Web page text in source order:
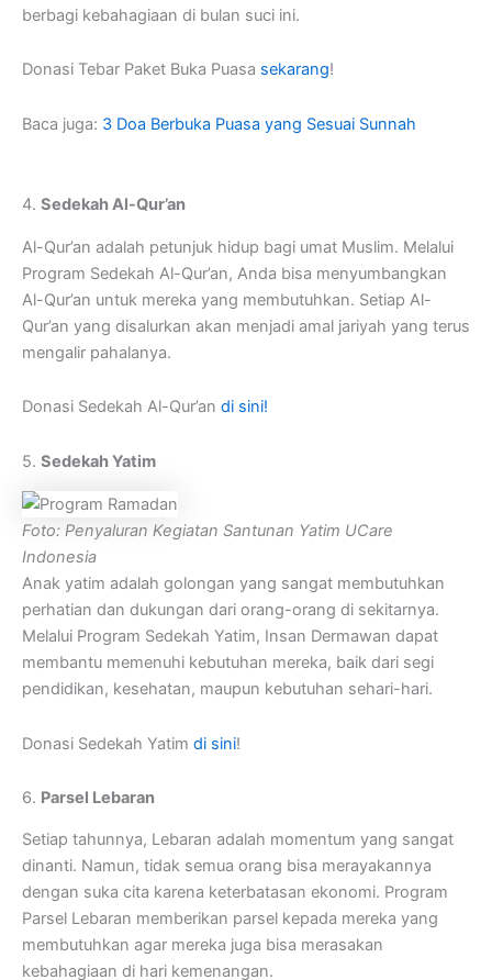
berbagi kebahagiaan di bulan suci ini.
Donasi Tebar Paket Buka Puasa sekarang!
Baca juga: 3 Doa Berbuka Puasa yang Sesuai Sunnah
4. Sedekah Al-Qur’an
Al-Qur’an adalah petunjuk hidup bagi umat Muslim. Melalui
Program Sedekah Al-Qur’an, Anda bisa menyumbangkan
Al-Qur’an untuk mereka yang membutuhkan. Setiap Al-
Qur’an yang disalurkan akan menjadi amal jariyah yang terus
mengalir pahalanya.
Donasi Sedekah Al-Qur’an di sini!
5. Sedekah Yatim
Foto: Penyaluran Kegiatan Santunan Yatim UCare
Indonesia
Anak yatim adalah golongan yang sangat membutuhkan
perhatian dan dukungan dari orang-orang di sekitarnya.
Melalui Program Sedekah Yatim, Insan Dermawan dapat
membantu memenuhi kebutuhan mereka, baik dari segi
pendidikan, kesehatan, maupun kebutuhan sehari-hari.
Donasi Sedekah Yatim di sini!
6. Parsel Lebaran
Setiap tahunnya, Lebaran adalah momentum yang sangat
dinanti. Namun, tidak semua orang bisa merayakannya
dengan suka cita karena keterbatasan ekonomi. Program
Parsel Lebaran memberikan parsel kepada mereka yang
membutuhkan agar mereka juga bisa merasakan
kebahagiaan di hari kemenangan.